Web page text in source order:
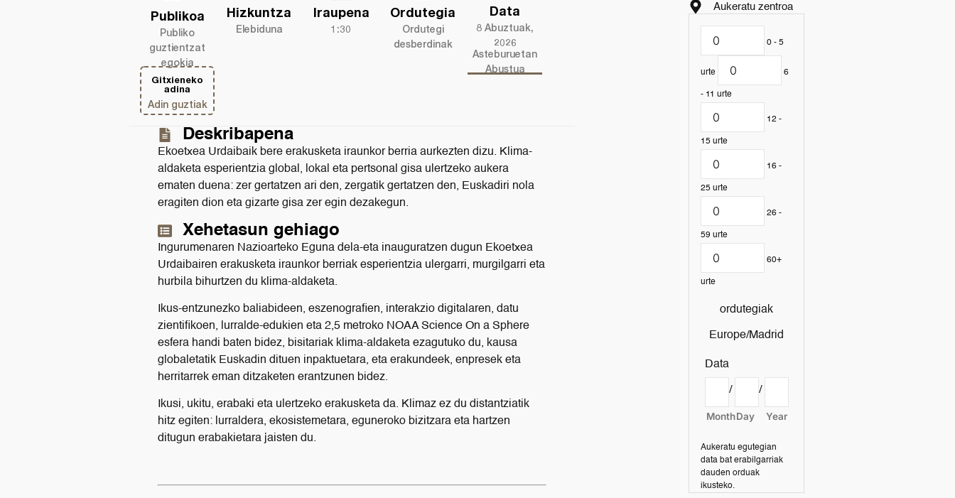
Publikoa
Publiko
guztientzat
egokia
Gitxieneko
adina
Adin guztiak
Hizkuntza
Elebiduna
Iraupena
1:30
Ordutegia
Ordutegi
desberdinak
Data
8 Abuztuak,
2026
Asteburuetan
Abustua
Deskribapena
Ekoetxea Urdaibaik bere erakusketa iraunkor berria aurkezten dizu. Klima-
aldaketa esperientzia global, lokal eta pertsonal gisa ulertzeko aukera
ematen duena: zer gertatzen ari den, zergatik gertatzen den, Euskadiri nola
eragiten dion eta gizarte gisa zer egin dezakegun.
Xehetasun gehiago
Ingurumenaren Nazioarteko Eguna dela-eta inauguratzen dugun Ekoetxea
Urdaibairen erakusketa iraunkor berriak esperientzia ulergarri, murgilgarri eta
hurbila bihurtzen du klima-aldaketa.
Ikus-entzunezko baliabideen, eszenografien, interakzio digitalaren, datu
zientifikoen, lurralde-edukien eta 2,5 metroko NOAA Science On a Sphere
esfera handi baten bidez, bisitariak klima-aldaketa ezagutuko du, kausa
globaletatik Euskadin dituen inpaktuetara, eta erakundeek, enpresek eta
herritarrek eman ditzaketen erantzunen bidez.
Ikusi, ukitu, erabaki eta ulertzeko erakusketa da. Klimaz ez du distantziatik
hitz egiten: lurraldera, ekosistemetara, eguneroko bizitzara eta hartzen
ditugun erabakietara jaisten du.
Aukeratu zentroa
0 - 5
urte 6
- 11 urte
12 -
15 urte
16 -
25 urte
26 -
59 urte
60+
urte
ordutegiak
Europe/Madrid
Data
Month
/
Day
/
Year
Aukeratu egutegian
data bat erabilgarriak
dauden orduak
ikusteko.